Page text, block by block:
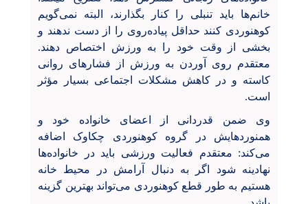
خانم‌ها باید تنبلی را کنار بگذارند، البته نمی‌گویم
کوهنوردی کنند حداقل پیاده‌روی را از دست ندهند و
بخشی از وقت خود را به ورزش اختصاص دهند.
معتقدم روی آوردن به ورزش از فشارهای روانی
کاسته و در کاهش مشکلات اجتماعی بسیار مؤثر
است.
وی ضمن قدردانی از اعضای خانواده خود و
همنوردهایش در گروه کوهنوردی چکاوک اضافه
می‌کند: معتقدم فعالیت ورزشی باید در خانواده‌ها
نهادینه شود اگر به دنبال آرامش در محیط خانه
هستیم به طور قطع کوهنوردی می‌تواند بهترین گزینه